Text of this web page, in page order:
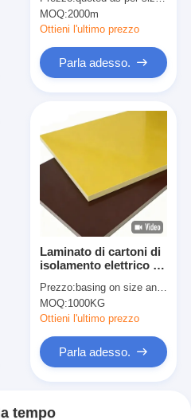
Applications
MOQ:2000m
Ottieni l'ultimo prezzo
Parla adesso.
Laminato di cartoni di
isolamento elettrico ad
epossidi fibra di vetro
Prezzo: basing on size and quantity
MOQ:1000KG
Ottieni l'ultimo prezzo
Parla adesso.
tempo